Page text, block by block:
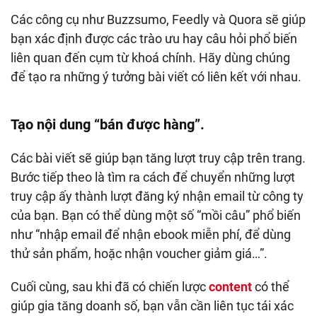
Các công cụ như Buzzsumo, Feedly và Quora sẽ giúp
bạn xác định được các trào ưu hay câu hỏi phổ biến
liên quan đến cụm từ khoá chính. Hãy dùng chúng
để tạo ra những ý tưởng bài viết có liên kết với nhau.
Tạo nội dung “bán được hàng”.
Các bài viết sẽ giúp bạn tăng lượt truy cập trên trang.
Bước tiếp theo là tìm ra cách để chuyển những lượt
truy cập ấy thành lượt đăng ký nhận email từ công ty
của bạn. Bạn có thể dùng một số “mồi câu” phổ biến
như “nhập email để nhận ebook miễn phí, để dùng
thử sản phẩm, hoặc nhận voucher giảm giá…”.
Cuối cùng, sau khi đã có chiến lượccontentcó thể
giúp gia tăng doanh số, bạn vẫn cần liên tục tái xác